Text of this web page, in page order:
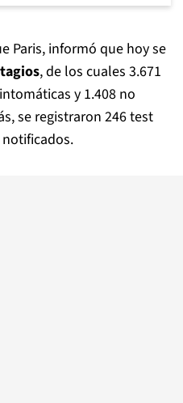
Paris, informó que hoy se
, de los cuales 3.671
y 1.408 no
se registraron 246 test